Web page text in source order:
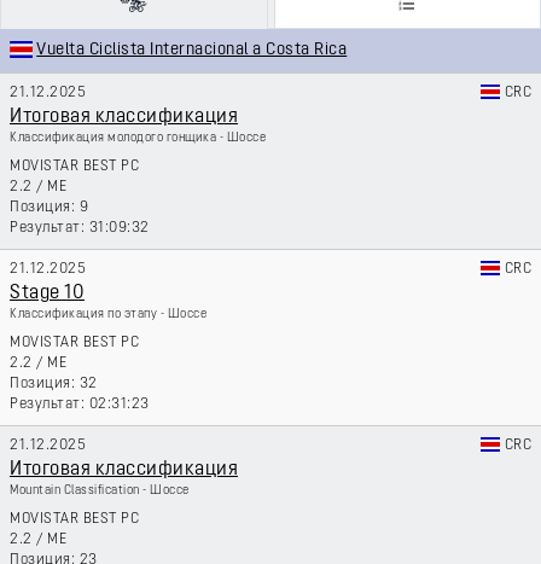
Vuelta Ciclista Internacional a Costa Rica
21.12.2025 CRC
Итоговая классификация
Классификация молодого гонщика - Шоссе
MOVISTAR BEST PC
2.2 / ME
9
31:09:32
21.12.2025 CRC
Stage 10
Классификация по этапу - Шоссе
MOVISTAR BEST PC
2.2 / ME
32
02:31:23
21.12.2025 CRC
Итоговая классификация
Mountain Classification - Шоссе
MOVISTAR BEST PC
2.2 / ME
23